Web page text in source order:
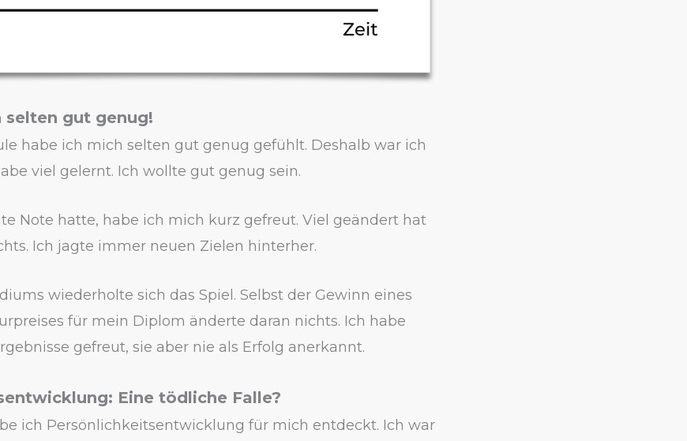
gut genug!
habe ich mich selten gut genug gefühlt. Deshalb war ich
viel gelernt. Ich wollte gut genug sein.
Note hatte, habe ich mich kurz gefreut. Viel geändert hat
Ich jagte immer neuen Zielen hinterher.
wiederholte sich das Spiel. Selbst der Gewinn eines
für mein Diplom änderte daran nichts. Ich habe
gefreut, sie aber nie als Erfolg anerkannt.
Eine tödliche Falle?
ich Persönlichkeitsentwicklung für mich entdeckt. Ich war